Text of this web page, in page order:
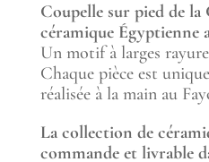
Coupelle sur pied de
céramique Égyptienne
Un motif à larges
Chaque pièce est
réalisée à la main au
La collection de
commande et livrable